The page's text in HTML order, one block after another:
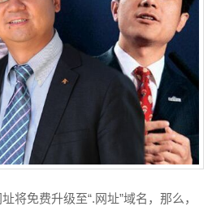
将免费升级至“.网址”域名，那么，